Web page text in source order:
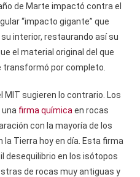
de Marte impactó contra el
“impacto gigante” que
interior, restaurando así su
el material original del que
por completo.
MIT sugieren lo contrario. Los
firma química en rocas
con la mayoría de los
Tierra hoy en día. Esta firma
desequilibrio en los isótopos
de rocas muy antiguas y